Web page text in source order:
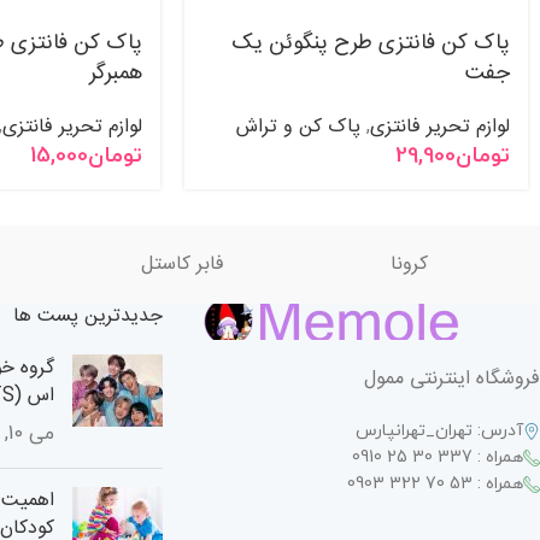
پاک کن فانتزی طرح پنگوئن یک
جفت
لوازم تحریر فانتزی, پاک کن و تراش
تومان29,900
پاک کن
همبرگر
لوازم تحریر فانتزی,
تومان15,000
کرونا فابر کاستل
فروشگاه اینترنتی ممول
آدرس: تهران_تهرانپارس
همراه : 337 30 25 0910
همراه : 53 70 322 0903
جدیدترین پست ها
گروه
اس (BTS)
می 10, 2024
کودکان